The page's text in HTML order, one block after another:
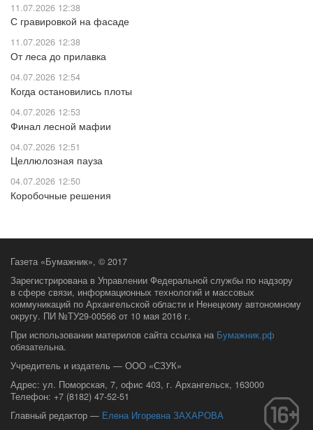
11.07.2026 12:38
С гравировкой на фасаде
11.07.2026 12:38
От леса до прилавка
04.07.2026 12:54
Когда остановились плоты
04.07.2026 12:53
Финал лесной мафии
04.07.2026 12:51
Целлюлозная пауза
04.07.2026 12:50
Коробочные решения
Газета «Бумажник», © 2017
Зарегистрирована в Управлении Федеральной службы по надзору
в сфере связи, информационных технологий и массовых
коммуникаций по Архангельской области и Ненецкому автономному
округу. ПИ №ТУ29-00566 от 10 мая 2016 г.
При использовании материлов сайта ссылка на Бумажник.рф
обязательна.
Учредитель и издатель — ООО «СЗУК»
Адрес: ул. Поморская, 7, офис 403, г. Архангельск, 163000
Телефон: +7 (8182) 47-52-51
Главный редактор — Елена Игоревна ЗАХАРОВА